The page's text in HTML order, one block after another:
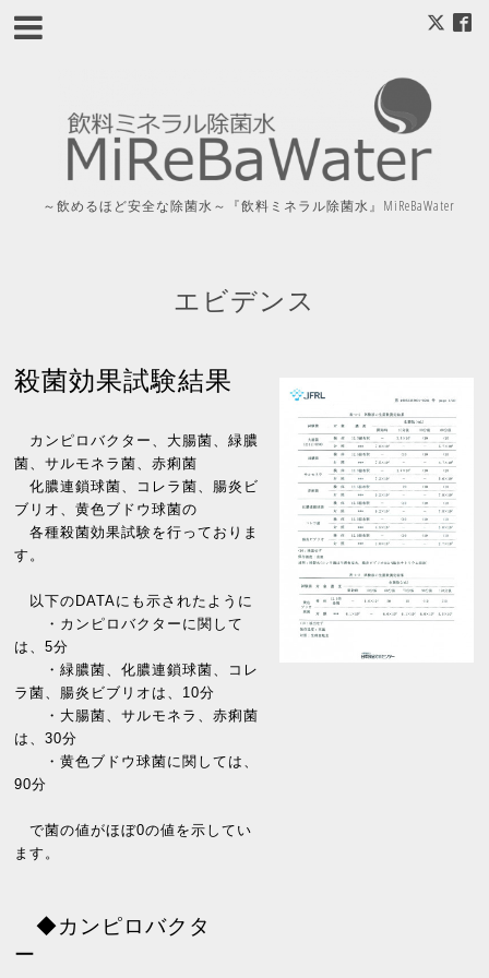
～飲めるほど安全な除菌水～『飲料ミネラル除菌水』MiReBaWater
エビデンス
殺菌効果試験結果
カンピロバクター、大腸菌、緑膿
菌、サルモネラ菌、赤痢菌
化膿連鎖球菌、コレラ菌、腸炎ビ
ブリオ、黄色ブドウ球菌の
各種殺菌効果試験を行っておりま
す。
以下のDATAにも示されたように
・カンピロバクターに関して
は、5分
・緑膿菌、化膿連鎖球菌、コレ
ラ菌、腸炎ビブリオは、10分
・大腸菌、サルモネラ、赤痢菌
は、30分
・黄色ブドウ球菌に関しては、
90分
で菌の値がほぼ0の値を示してい
ます。
◆カンピロバクタ
ー